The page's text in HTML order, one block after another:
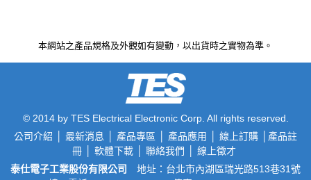
自動關機時間設定功能
感測器平均三年壽命，一年校正週期。
手動資料儲存及讀取功能(99組)。
自動資料儲存及讀取功能(999組)。
資料記錄功能(11340組)及RS232 PC介面。(1372R)
顯示背光功能。
操作簡易。
本網站之產品規格及外觀如有變動，以出貨時之實物為準。
© 2014 by TES Electrical Electronic Corp. All rights reserved.
公司介紹
最新消息 產品專區 產品應用 線上訂購
產品註
冊
軟體下載 聯絡我們
線上徵才
泰仕電子工業股份有限公司 地址：台北市內湖區瑞光路513巷31號